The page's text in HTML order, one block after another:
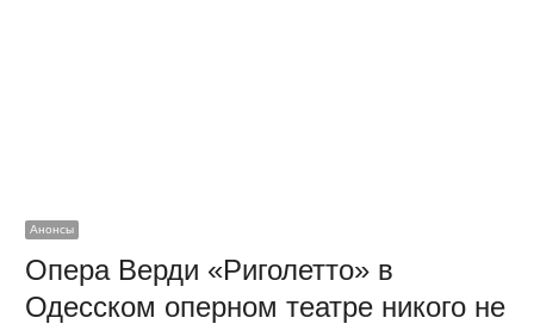
Анонсы
Опера Верди «Риголетто» в
Одесском оперном театре никого не